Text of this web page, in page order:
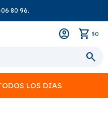
80 96.
$0
LOS DIAS